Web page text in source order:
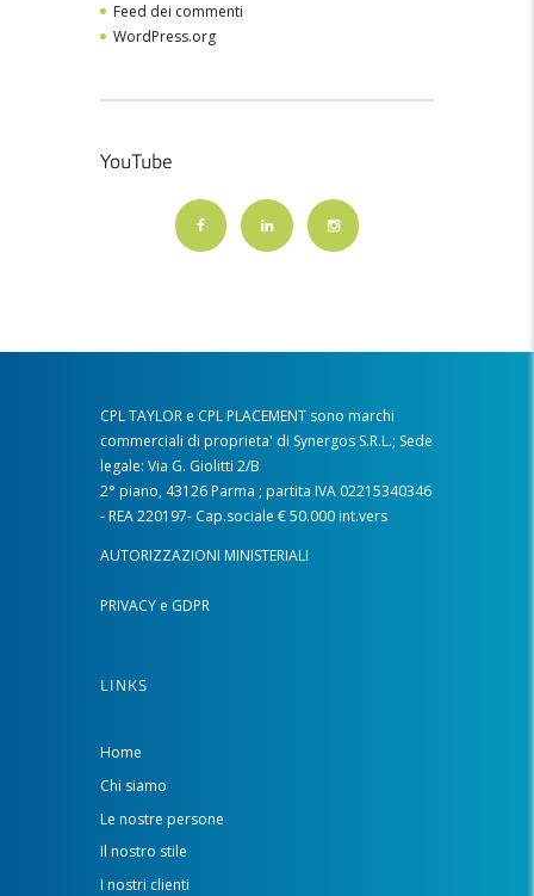
Feed dei commenti
WordPress.org
YouTube
CPL TAYLOR e CPL PLACEMENT sono marchi
commerciali di proprieta' di Synergos S.R.L.; Sede
legale: Via G. Giolitti 2/B
2° piano, 43126 Parma ; partita IVA 02215340346
- REA 220197- Cap.sociale € 50.000 int.vers
AUTORIZZAZIONI MINISTERIALI
PRIVACY e GDPR
LINKS
Home
Chi siamo
Le nostre persone
Il nostro stile
I nostri clienti